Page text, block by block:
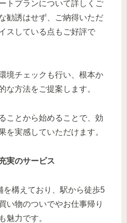
トプランについて詳しくご
勧誘はせず、ご納得いただ
スしている点もご好評で
境チェックも行い、根本か
な方法をご提案します。
ことから始めることで、効
を実感していただけます。
実のサービス
を構えており、駅から徒歩5
い物のついでやお仕事帰り
魅力です。